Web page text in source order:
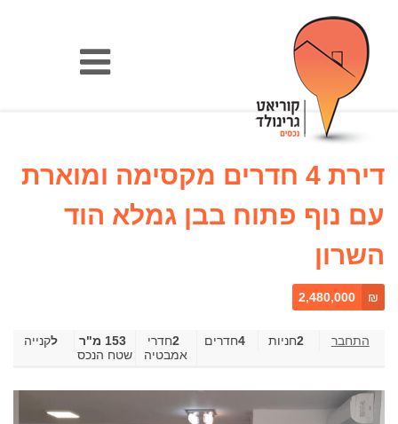
דירת 4 חדרים מקסימה ומוארת
עם נוף פתוח בבן גמלא הוד
השרון
₪
2,480,000
קנייה
153 מ"ר
שטח הנכס
2‎חדרי
אמבטיה
4חדרים 2
‎חניות